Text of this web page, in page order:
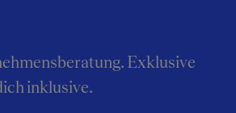
Exklusive
inklusive.